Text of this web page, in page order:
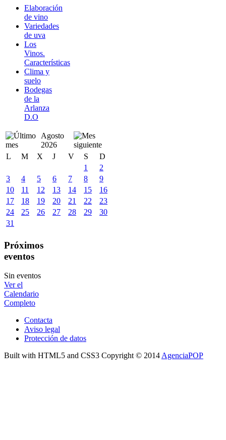
Elaboración
de vino
Variedades
de uva
Los
Vinos.
Características
Clima y
suelo
Bodegas
de la
Arlanza
D.O
Agosto
2026
L
M X J V S
D
1
2
3
4 5 6 7 8
9
10
11 12 13 14 15
16
17
18 19 20 21 22
23
24
25 26 27 28 29
30
31
Próximos
eventos
Sin eventos
Ver el
Calendario
Completo
Contacta
Aviso legal
Protección de datos
Built with HTML5 and CSS3 Copyright © 2014 AgenciaPOP